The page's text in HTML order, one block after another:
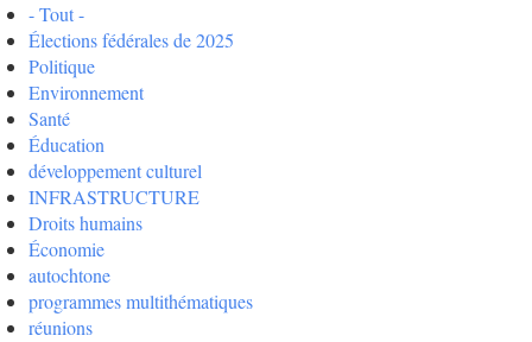
- Tout -
Élections fédérales de 2025
Politique
Environnement
Santé
Éducation
développement culturel
INFRASTRUCTURE
Droits humains
Économie
autochtone
programmes multithématiques
réunions